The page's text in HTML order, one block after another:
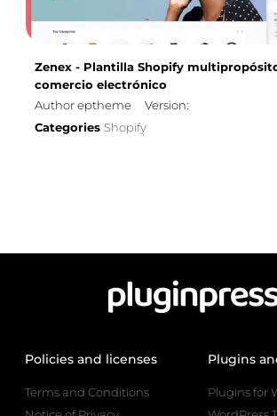
Zenex - Plantilla Shopify
comercio electrónico
Author eptheme
Version:
Categories Shopify
Policies and licenses
Terms and Conditions
Plugins
Plugins for